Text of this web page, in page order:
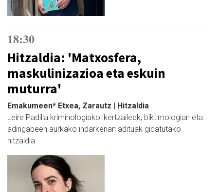
18:30
Hitzaldia: 'Matxosfera,
maskulinizazioa eta eskuin
muturra'
Emakumeen* Etxea, Zarautz | Hitzaldia
Leire Padilla kriminologiako ikertzaileak, biktimologian eta
adingabeen aurkako indarkerian adituak gidatutako
hitzaldia.